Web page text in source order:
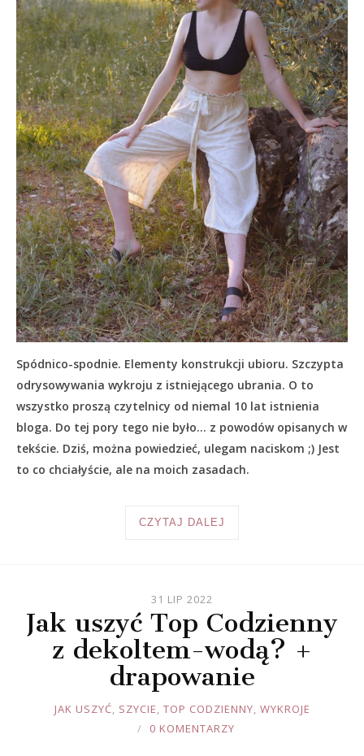
Spódnico-spodnie. Elementy konstrukcji ubioru. Szczypta
odrysowywania wykroju z istniejącego ubrania. O to
wszystko proszą czytelnicy od niemal 10 lat istnienia
bloga. Do tej pory tego nie było… z powodów opisanych w
tekście. Dziś, można powiedzieć, ulegam naciskom ;) Jest
to co chciałyście, ale na moich zasadach.
CZYTAJ DALEJ
31 LIP 2022
Jak uszyć Top Codzienny
z dekoltem-wodą? +
drapowanie
JOULE
JAK USZYĆ, SZYCIE, TOP CODZIENNY, WYKROJE
0 KOMENTARZY